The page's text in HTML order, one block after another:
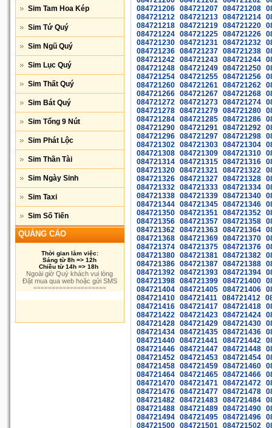
Sim Tam Hoa Kép
Sim Tứ Quý
Sim Ngũ Quý
Sim Lục Quý
Sim Thất Quý
Sim Bát Quý
Sim Tổng 9 Nút
Sim Phát Lộc
Sim Thần Tài
Sim Ngày Sinh
Sim Taxi
Sim Số Tiến
QUẢNG CÁO
Thời gian làm việc:
Sáng từ 8h => 12h
Chiều từ 14h => 18h
Ngoài giờ Quý khách vui lòng
Đặt mua qua web hoặc gửi SMS
====================
084721206 084721207 084721208
084721212 084721213 084721214
084721218 084721219 084721220
084721224 084721225 084721226
084721230 084721231 084721232
084721236 084721237 084721238
084721242 084721243 084721244
084721248 084721249 084721250
084721254 084721255 084721256
084721260 084721261 084721262
084721266 084721267 084721268
084721272 084721273 084721274
084721278 084721279 084721280
084721284 084721285 084721286
084721290 084721291 084721292
084721296 084721297 084721298
084721302 084721303 084721304
084721308 084721309 084721310
084721314 084721315 084721316
084721320 084721321 084721322
084721326 084721327 084721328
084721332 084721333 084721334
084721338 084721339 084721340
084721344 084721345 084721346
084721350 084721351 084721352
084721356 084721357 084721358
084721362 084721363 084721364
084721368 084721369 084721370
084721374 084721375 084721376
084721380 084721381 084721382
084721386 084721387 084721388
084721392 084721393 084721394
084721398 084721399 084721400
084721404 084721405 084721406
084721410 084721411 084721412
084721416 084721417 084721418
084721422 084721423 084721424
084721428 084721429 084721430
084721434 084721435 084721436
084721440 084721441 084721442
084721446 084721447 084721448
084721452 084721453 084721454
084721458 084721459 084721460
084721464 084721465 084721466
084721470 084721471 084721472
084721476 084721477 084721478
084721482 084721483 084721484
084721488 084721489 084721490
084721494 084721495 084721496
084721500 084721501 084721502